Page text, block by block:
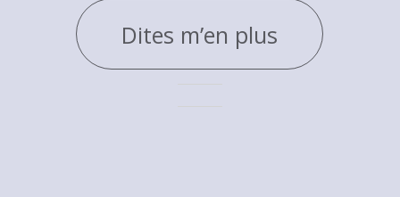
Dites m’en plus